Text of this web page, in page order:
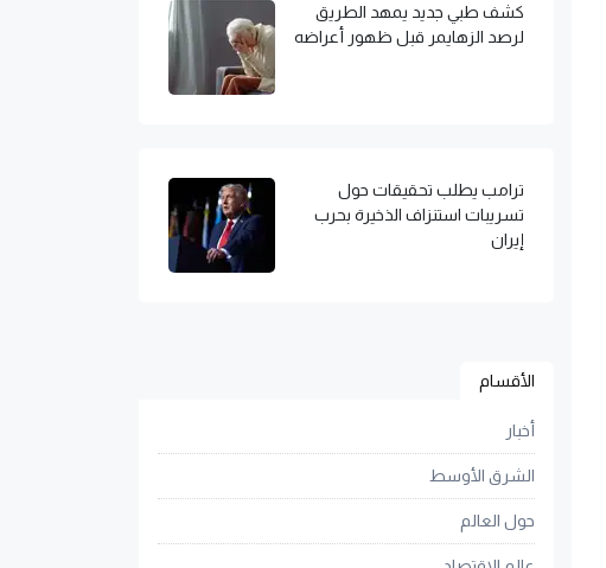
كشف طبي جديد يمهد الطريق
لرصد الزهايمر قبل ظهور أعراضه
ترامب يطلب تحقيقات حول
تسريبات استنزاف الذخيرة بحرب
إيران
الأقسام
أخبار
الشرق الأوسط
حول العالم